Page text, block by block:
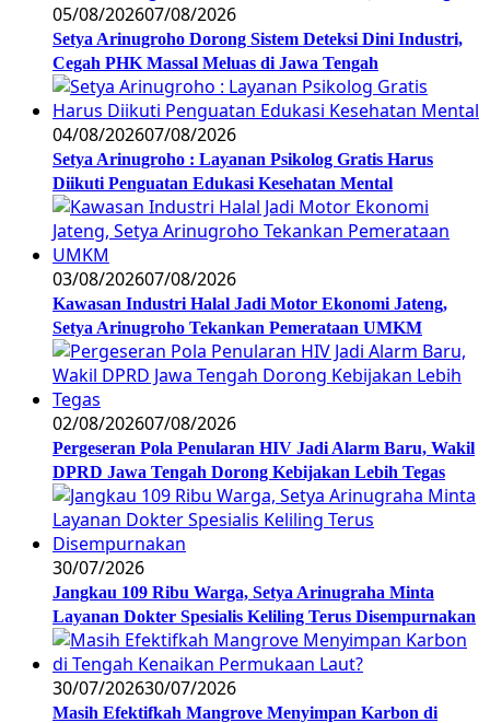
05/08/202607/08/2026
Setya Arinugroho Dorong Sistem Deteksi Dini Industri,
Cegah PHK Massal Meluas di Jawa Tengah
04/08/202607/08/2026
Setya Arinugroho : Layanan Psikolog Gratis Harus
Diikuti Penguatan Edukasi Kesehatan Mental
03/08/202607/08/2026
Kawasan Industri Halal Jadi Motor Ekonomi Jateng,
Setya Arinugroho Tekankan Pemerataan UMKM
02/08/202607/08/2026
Pergeseran Pola Penularan HIV Jadi Alarm Baru, Wakil
DPRD Jawa Tengah Dorong Kebijakan Lebih Tegas
30/07/2026
Jangkau 109 Ribu Warga, Setya Arinugraha Minta
Layanan Dokter Spesialis Keliling Terus Disempurnakan
30/07/202630/07/2026
Masih Efektifkah Mangrove Menyimpan Karbon di